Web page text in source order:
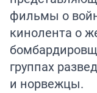
фильмы о
кинолента о
группах
и норвежцы.